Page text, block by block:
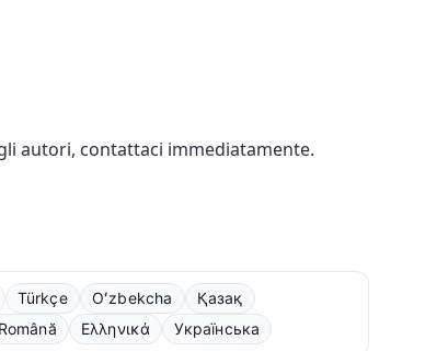
autori, contattaci immediatamente.
Türkçe Oʻzbekcha
Қазақ
Română Ελληνικά Українська